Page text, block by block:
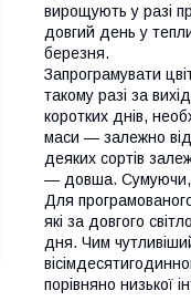
вирощують у разі
довгий день у
березня.
Запрограмувати
такому разі за
коротких днів,
маси — залежно від
деяких сортів
— довша. Сумуючи,
Для
які за довгого
дня. Чим
порівняно низької